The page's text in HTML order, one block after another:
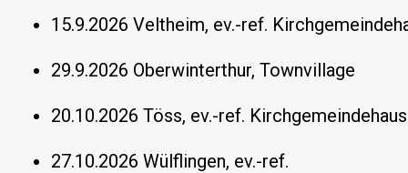
15.9.2026 Veltheim, ev.-ref.
29.9.2026 Oberwinterthur, Townvillage
20.10.2026 Töss, ev.-ref. Kirchgemeindehaus
27.10.2026 Wülflingen, ev.-ref.